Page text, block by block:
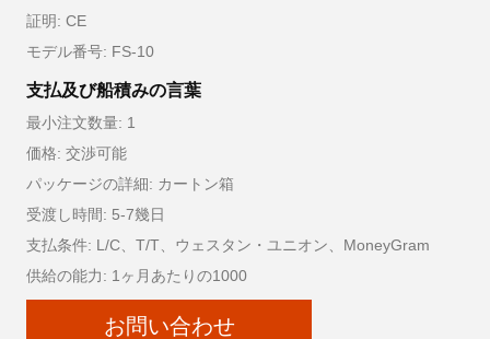
証明: CE
モデル番号: FS-10
支払及び船積みの言葉
最小注文数量: 1
価格: 交渉可能
パッケージの詳細: カートン箱
受渡し時間: 5-7幾日
支払条件: L/C、T/T、ウェスタン・ユニオン、MoneyGram
供給の能力: 1ヶ月あたりの1000
お問い合わせ